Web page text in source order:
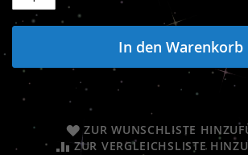
In den Warenkorb
ZUR WUNSCHLISTE
ZUR VERGLEICHSLISTE